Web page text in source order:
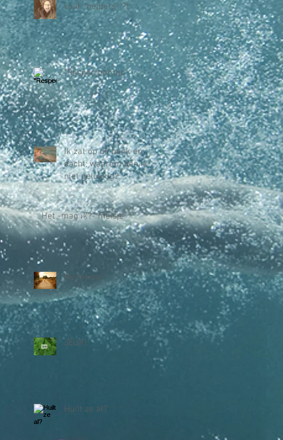
vaak 'helpers' !?!
"Respectberoep"
Ik zat op de bank en
dacht; waarom ben ik
niet gelukkig?
Het -mag ik?- meisje
Heimwee
JEUK!
Huilt ze al?